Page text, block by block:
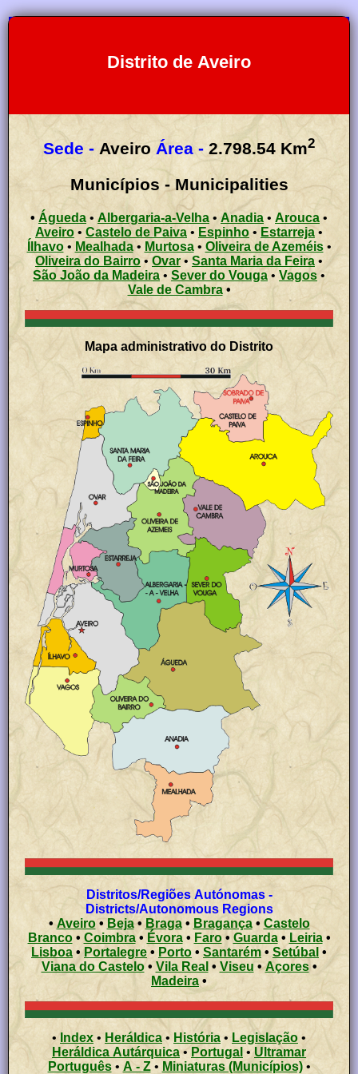
Distrito de Aveiro
Sede - Aveiro Área - 2.798.54 Km2
Municípios - Municipalities
• Águeda • Albergaria-a-Velha • Anadia • Arouca •
Aveiro • Castelo de Paiva • Espinho • Estarreja•
Ílhavo• Mealhada• Murtosa• Oliveira de Azeméis•
Oliveira do Bairro• Ovar •Santa Maria da Feira •
São João da Madeira • Sever do Vouga • Vagos •
Vale de Cambra •
Mapa administrativo do Distrito
Distritos/Regiões Autónomas -
Districts/Autonomous Regions
•Aveiro• Beja•Braga• Bragança• Castelo
Branco• Coimbra• Évora• Faro• Guarda• Leiria•
Lisboa •Portalegre • Porto • Santarém• Setúbal •
Viana do Castelo• Vila Real • Viseu•Açores •
Madeira •
• Index• Heráldica • História • Legislação •
Heráldica Autárquica• Portugal • Ultramar
Português• A - Z• Miniaturas (Municípios)•